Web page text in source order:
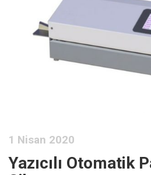
1 Nisan 2020
Yazıcılı Otomatik